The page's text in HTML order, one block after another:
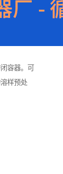
容器。可
样预处